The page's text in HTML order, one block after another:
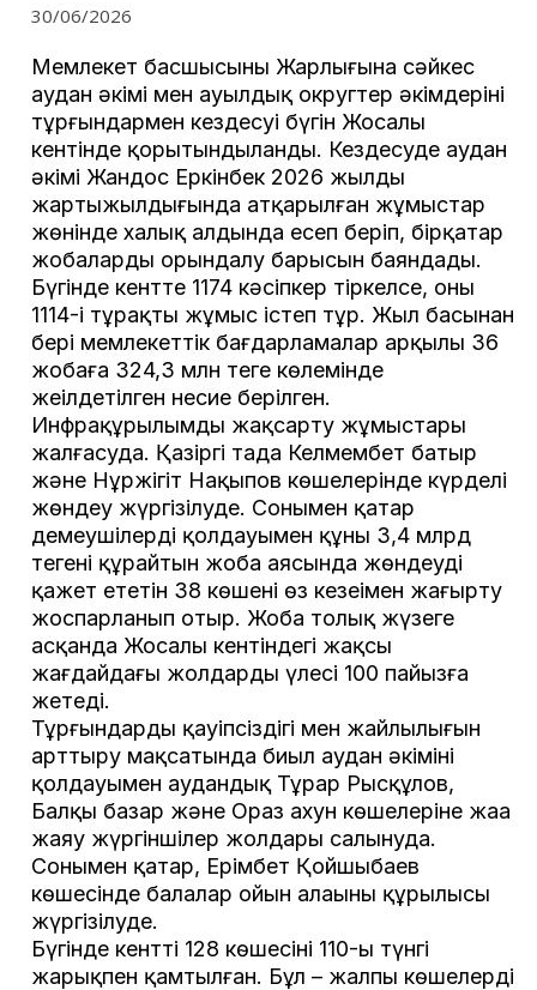
30/06/2026
Мемлекет басшысының Жарлығына сәйкес
аудан әкімі мен ауылдық округтер әкімдерінің
тұрғындармен кездесуі бүгін Жосалы
кентінде қорытындыланды. Кездесуде аудан
әкімі Жандос Еркінбек 2026 жылдың
жартыжылдығында атқарылған жұмыстар
жөнінде халық алдында есеп беріп, бірқатар
жобалардың орындалу барысын баяндады.
Бүгінде кентте 1174 кәсіпкер тіркелсе, оның
1114-і тұрақты жұмыс істеп тұр. Жыл басынан
бері мемлекеттік бағдарламалар арқылы 36
жобаға 324,3 млн теңге көлемінде
жеңілдетілген несие берілген.
Инфрақұрылымды жақсарту жұмыстары
жалғасуда. Қазіргі таңда Келмембет батыр
және Нұржігіт Нақыпов көшелерінде күрделі
жөндеу жүргізілуде. Сонымен қатар
демеушілердің қолдауымен құны 3,4 млрд
теңгені құрайтын жоба аясында жөндеуді
қажет ететін 38 көшені өз кезеңімен жаңғырту
жоспарланып отыр. Жоба толық жүзеге
асқанда Жосалы кентіндегі жақсы
жағдайдағы жолдардың үлесі 100 пайызға
жетеді.
Тұрғындардың қауіпсіздігі мен жайлылығын
арттыру мақсатында биыл аудан әкімінің
қолдауымен аудандық Тұрар Рысқұлов,
Балқы базар және Ораз ахун көшелеріне жаңа
жаяу жүргіншілер жолдары салынуда.
Сонымен қатар, Ерімбет Қойшыбаев
көшесінде балалар ойын алаңының құрылысы
жүргізілуде.
Бүгінде кенттің 128 көшесінің 110-ы түнгі
жарықпен қамтылған. Бұл – жалпы көшелердің